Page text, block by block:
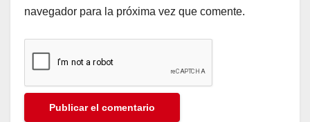
navegador para la próxima vez que comente.